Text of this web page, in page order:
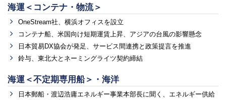
海運＜コンテナ・物流＞
OneStream社、横浜オフィスを設立
コンテナ船、米国向け短期運賃上昇、アジアの台風の影響懸念
日本貿易DX協会が発足、サービス間連携と政策提言を推進
鈴与、東北大とネーミングライツ契約締結
海運＜不定期専用船＞・海洋
日本郵船・渡辺浩庸エネルギー事業本部長に聞く、エネルギー供給